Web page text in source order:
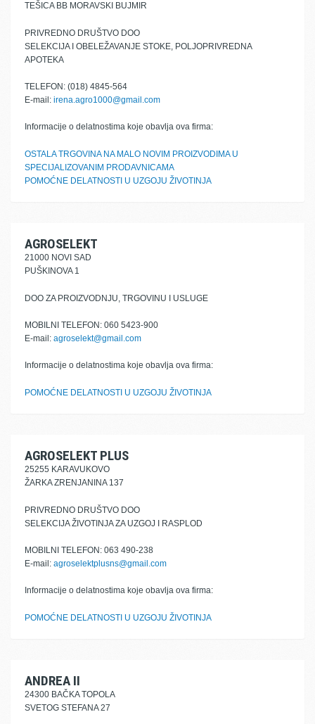
TEŠICA BB MORAVSKI BUJMIR
PRIVREDNO DRUŠTVO DOO
SELEKCIJA I OBELEŽAVANJE STOKE, POLJOPRIVREDNA
APOTEKA
TELEFON: (018) 4845-564
E-mail: irena.agro1000@gmail.com
Informacije o delatnostima koje obavlja ova firma:
OSTALA TRGOVINA NA MALO NOVIM PROIZVODIMA U
SPECIJALIZOVANIM PRODAVNICAMA
POMOĆNE DELATNOSTI U UZGOJU ŽIVOTINJA
AGROSELEKT
21000 NOVI SAD
PUŠKINOVA 1
DOO ZA PROIZVODNJU, TRGOVINU I USLUGE
MOBILNI TELEFON: 060 5423-900
E-mail: agroselekt@gmail.com
Informacije o delatnostima koje obavlja ova firma:
POMOĆNE DELATNOSTI U UZGOJU ŽIVOTINJA
AGROSELEKT PLUS
25255 KARAVUKOVO
ŽARKA ZRENJANINA 137
PRIVREDNO DRUŠTVO DOO
SELEKCIJA ŽIVOTINJA ZA UZGOJ I RASPLOD
MOBILNI TELEFON: 063 490-238
E-mail: agroselektplusns@gmail.com
Informacije o delatnostima koje obavlja ova firma:
POMOĆNE DELATNOSTI U UZGOJU ŽIVOTINJA
ANDREA II
24300 BAČKA TOPOLA
SVETOG STEFANA 27